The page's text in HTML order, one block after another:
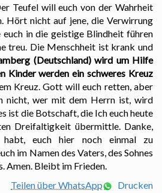
Teufel will euch von der Wahrheit
Hört nicht auf jene, die Verwirrung
euch in die geistige Blindheit führen
treu. Die Menschheit ist krank und
(Deutschland) wird um Hilfe
Kinder werden ein schweres Kreuz
Kreuz. Gott will euch retten, aber
nicht, wer mit dem Herrn ist, wird
ist die Botschaft, die Ich euch heute
Dreifaltigkeit übermittle. Danke,
euch hier noch einmal zu
im Namen des Vaters, des Sohnes
Amen. Bleibt im Frieden.
Teilen über WhatsApp
Drucken